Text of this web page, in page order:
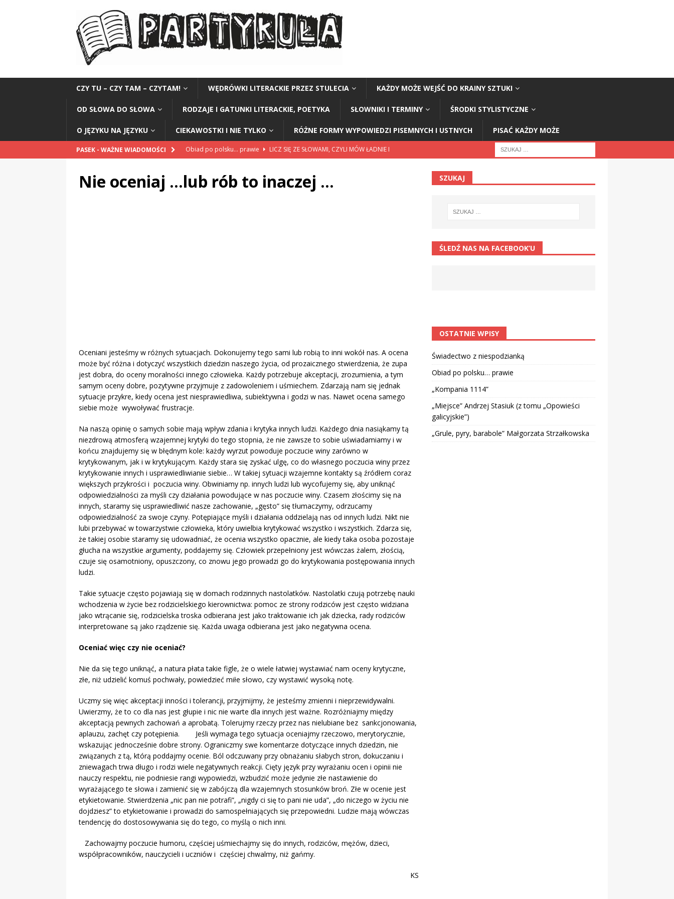
CZY TU – CZY TAM – CZYTAM! WĘDRÓWKI LITERACKIE PRZEZ STULECIA KAŻDY MOŻE WEJŚĆ DO KRAINY SZTUKI
OD SŁOWA DO SŁOWA RODZAJE I GATUNKI LITERACKIE, POETYKA SŁOWNIKI I TERMINY ŚRODKI STYLISTYCZNE
O JĘZYKU NA JĘZYKU CIEKAWOSTKI I NIE TYLKO RÓŻNE FORMY WYPOWIEDZI PISEMNYCH I USTNYCH PISAĆ KAŻDY MOŻE
PASEK - WAŻNE WIADOMOŚCI Obiad po polsku… prawie
LICZ SIĘ ZE SŁOWAMI, CZYLI MÓW ŁADNIE I
„Kompania 1114”
CZY TU - CZY TAM - CZYTAM!
Nie oceniaj …lub rób to inaczej …
Oceniani jesteśmy w różnych sytuacjach. Dokonujemy tego sami lub robią to inni wokół nas. A ocena
może być różna i dotyczyć wszystkich dziedzin naszego życia, od prozaicznego stwierdzenia, że zupa
jest dobra, do oceny moralności innego człowieka. Każdy potrzebuje akceptacji, zrozumienia, a tym
samym oceny dobre, pozytywne przyjmuje z zadowoleniem i uśmiechem. Zdarzają nam się jednak
sytuacje przykre, kiedy ocena jest niesprawiedliwa, subiektywna i godzi w nas. Nawet ocena samego
siebie może wywoływać frustracje.
Na naszą opinię o samych sobie mają wpływ zdania i krytyka innych ludzi. Każdego dnia nasiąkamy tą
niezdrową atmosferą wzajemnej krytyki do tego stopnia, że nie zawsze to sobie uświadamiamy i w
końcu znajdujemy się w błędnym kole: każdy wyrzut powoduje poczucie winy zarówno w
krytykowanym, jak i w krytykującym. Każdy stara się zyskać ulgę, co do własnego poczucia winy przez
krytykowanie innych i usprawiedliwianie siebie… W takiej sytuacji wzajemne kontakty są źródłem coraz
większych przykrości i poczucia winy. Obwiniamy np. innych ludzi lub wycofujemy się, aby uniknąć
odpowiedzialności za myśli czy działania powodujące w nas poczucie winy. Czasem złościmy się na
innych, staramy się usprawiedliwić nasze zachowanie, „gęsto” się tłumaczymy, odrzucamy
odpowiedzialność za swoje czyny. Potępiające myśli i działania oddzielają nas od innych ludzi. Nikt nie
lubi przebywać w towarzystwie człowieka, który uwielbia krytykować wszystko i wszystkich. Zdarza się,
że takiej osobie staramy się udowadniać, że ocenia wszystko opacznie, ale kiedy taka osoba pozostaje
głucha na wszystkie argumenty, poddajemy się. Człowiek przepełniony jest wówczas żalem, złością,
czuje się osamotniony, opuszczony, co znowu jego prowadzi go do krytykowania postępowania innych
ludzi.
Takie sytuacje często pojawiają się w domach rodzinnych nastolatków. Nastolatki czują potrzebę nauki
wchodzenia w życie bez rodzicielskiego kierownictwa: pomoc ze strony rodziców jest często widziana
jako wtrącanie się, rodzicielska troska odbierana jest jako traktowanie ich jak dziecka, rady rodziców
interpretowane są jako rządzenie się. Każda uwaga odbierana jest jako negatywna ocena.
Oceniać więc czy nie oceniać?
Nie da się tego uniknąć, a natura płata takie figle, że o wiele łatwiej wystawiać nam oceny krytyczne,
złe, niż udzielić komuś pochwały, powiedzieć miłe słowo, czy wystawić wysoką notę.
Uczmy się więc akceptacji inności i tolerancji, przyjmijmy, że jesteśmy zmienni i nieprzewidywalni.
Uwierzmy, że to co dla nas jest głupie i nic nie warte dla innych jest ważne. Rozróżniajmy między
akceptacją pewnych zachowań a aprobatą. Tolerujmy rzeczy przez nas nielubiane bez sankcjonowania,
aplauzu, zachęt czy potępienia. Jeśli wymaga tego sytuacja oceniajmy rzeczowo, merytorycznie,
wskazując jednocześnie dobre strony. Ograniczmy swe komentarze dotyczące innych dziedzin, nie
związanych z tą, którą poddajmy ocenie. Ból odczuwany przy obnażaniu słabych stron, dokuczaniu i
zniewagach trwa długo i rodzi wiele negatywnych reakcji. Cięty język przy wyrażaniu ocen i opinii nie
nauczy respektu, nie podniesie rangi wypowiedzi, wzbudzić może jedynie złe nastawienie do
wyrażającego te słowa i zamienić się w zabójczą dla wzajemnych stosunków broń. Złe w ocenie jest
etykietowanie. Stwierdzenia „nic pan nie potrafi”, „nigdy ci się to pani nie uda”, „do niczego w życiu nie
dojdziesz” to etykietowanie i prowadzi do samospełniających się przepowiedni. Ludzie mają wówczas
tendencję do dostosowywania się do tego, co myślą o nich inni.
Zachowajmy poczucie humoru, częściej uśmiechajmy się do innych, rodziców, mężów, dzieci,
współpracowników, nauczycieli i uczniów i częściej chwalmy, niż gańmy.
KS
SZUKAJ
ŚLEDŹ NAS NA FACEBOOK’U
OSTATNIE WPISY
Świadectwo z niespodzianką
Obiad po polsku… prawie
„Kompania 1114”
„Miejsce” Andrzej Stasiuk (z tomu „Opowieści
galicyjskie”)
„Grule, pyry, barabole” Małgorzata Strzałkowska